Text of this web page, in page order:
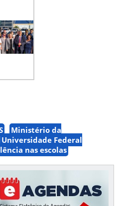
Ministério da
Universidade Federal
nas escolas